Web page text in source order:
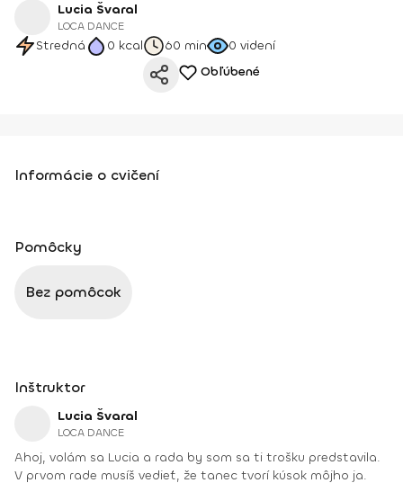
Lucia Švaral
LOCA DANCE
Stredná 0 kcal 60 min 0 videní
Obľúbené
Informácie o cvičení
Pomôcky
Bez pomôcok
Inštruktor
Lucia Švaral
LOCA DANCE
Ahoj, volám sa Lucia a rada by som sa ti trošku predstavila.
V prvom rade musíš vedieť, že tanec tvorí kúsok môjho ja.